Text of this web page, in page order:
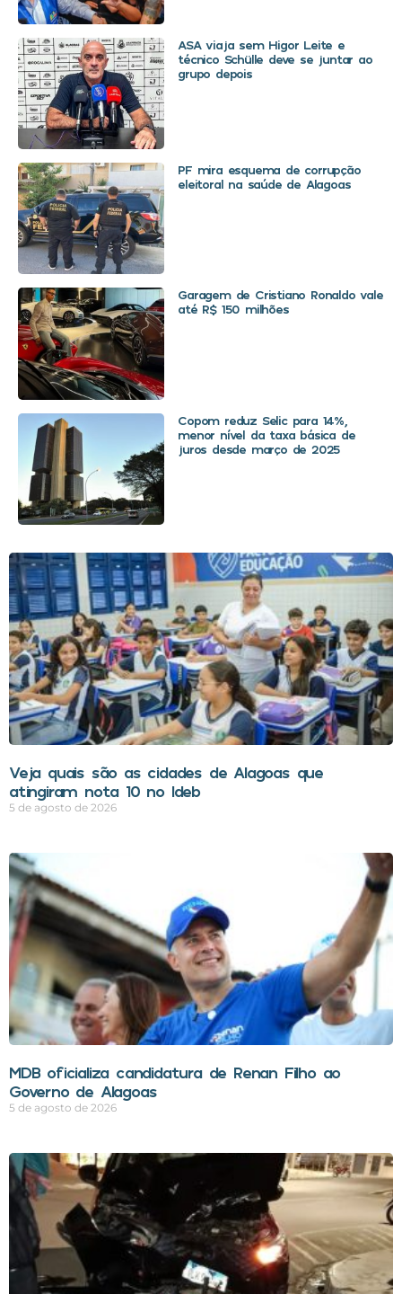
ASA viaja sem Higor Leite e
técnico Schülle deve se juntar ao
grupo depois
PF mira esquema de corrupção
eleitoral na saúde de Alagoas
Garagem de Cristiano Ronaldo vale
até R$ 150 milhões
Copom reduz Selic para 14%,
menor nível da taxa básica de
juros desde março de 2025
Veja quais são as cidades de Alagoas que
atingiram nota 10 no Ideb
5 de agosto de 2026
MDB oficializa candidatura de Renan Filho ao
Governo de Alagoas
5 de agosto de 2026